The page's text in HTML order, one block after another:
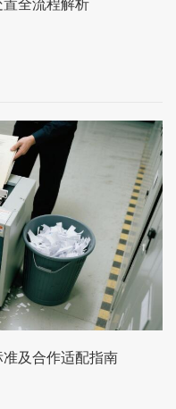
全流程解析
及合作适配指南